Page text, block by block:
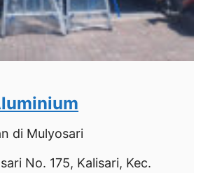
di Mulyosari
No. 175, Kalisari, Kec.